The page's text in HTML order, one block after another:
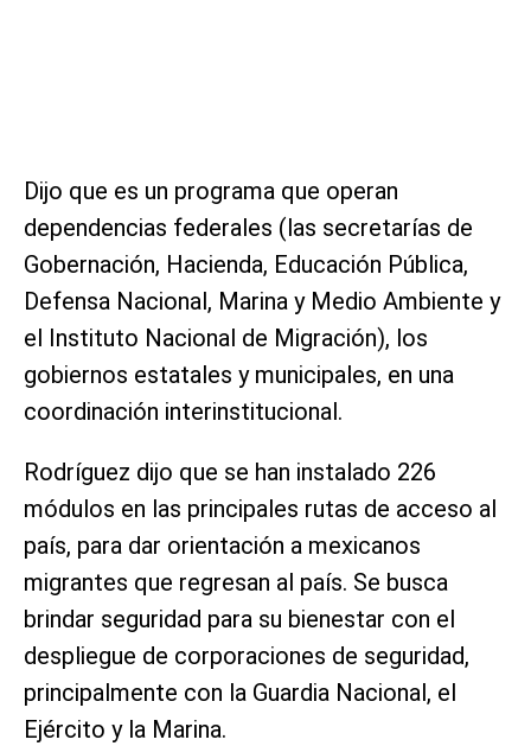
Dijo que es un programa que operan
dependencias federales (las secretarías de
Gobernación, Hacienda, Educación Pública,
Defensa Nacional, Marina y Medio Ambiente y
el Instituto Nacional de Migración), los
gobiernos estatales y municipales, en una
coordinación interinstitucional.
Rodríguez dijo que se han instalado 226
módulos en las principales rutas de acceso al
país, para dar orientación a mexicanos
migrantes que regresan al país. Se busca
brindar seguridad para su bienestar con el
despliegue de corporaciones de seguridad,
principalmente con la Guardia Nacional, el
Ejército y la Marina.